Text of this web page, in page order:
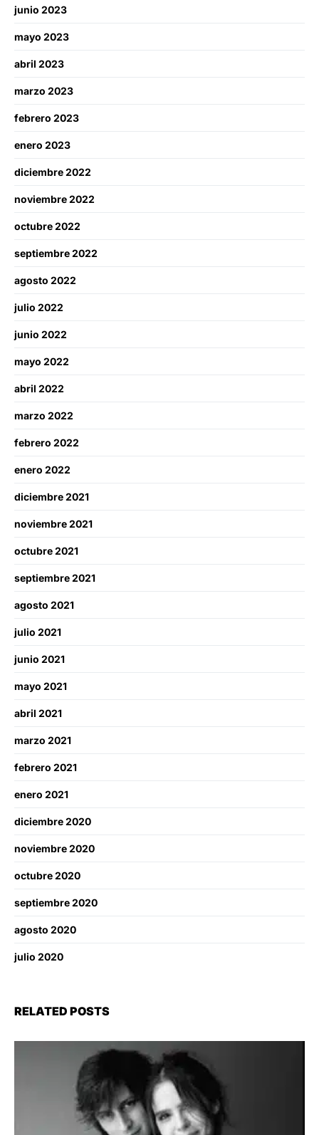
junio 2023
mayo 2023
abril 2023
marzo 2023
febrero 2023
enero 2023
diciembre 2022
noviembre 2022
octubre 2022
septiembre 2022
agosto 2022
julio 2022
junio 2022
mayo 2022
abril 2022
marzo 2022
febrero 2022
enero 2022
diciembre 2021
noviembre 2021
octubre 2021
septiembre 2021
agosto 2021
julio 2021
junio 2021
mayo 2021
abril 2021
marzo 2021
febrero 2021
enero 2021
diciembre 2020
noviembre 2020
octubre 2020
septiembre 2020
agosto 2020
julio 2020
RELATED POSTS